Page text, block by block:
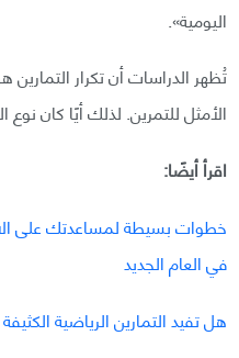
اليومية».
تُظهر الدراسات أن تكرار
الأمثل للتمرين. لذلك أيًا كان نوع
اقرأ أيضًا:
خطوات بسيطة لمساعدتك على
في العام الجديد
هل تفيد التمارين الرياضية